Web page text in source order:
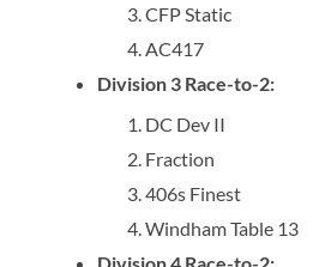
CFP Static
AC417
Division 3 Race-to-2:
DC Dev II
Fraction
406s Finest
Windham Table 13
Division 4 Race-to-2: